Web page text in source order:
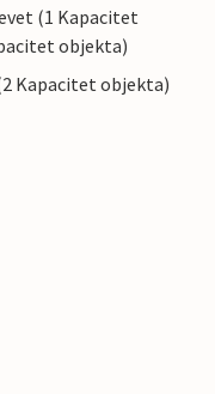
(1 Kapacitet
objekta)
Kapacitet objekta)